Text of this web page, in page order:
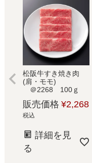
松阪牛すき焼き肉
(肩・モモ)
＠2268 100ｇ
販売価格 ¥2,268
税込
詳細を見
る